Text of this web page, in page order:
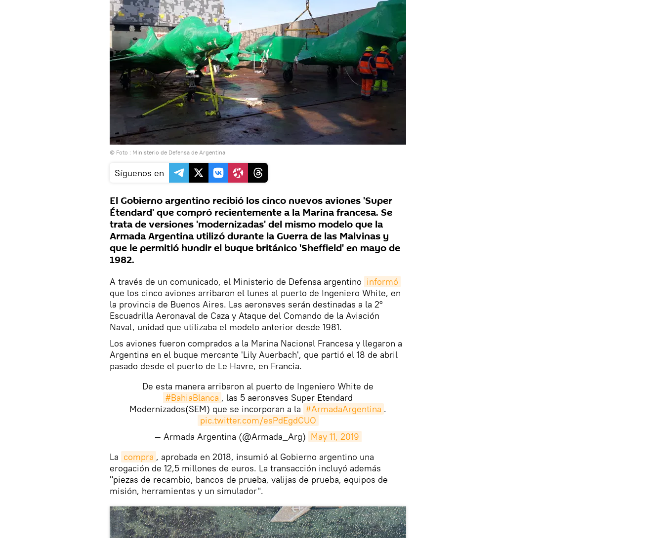
© Foto : Ministerio de Defensa de Argentina
Síguenos en
El Gobierno argentino recibió los cinco nuevos aviones 'Super
Étendard' que compró recientemente a la Marina francesa. Se
trata de versiones 'modernizadas' del mismo modelo que la
Armada Argentina utilizó durante la Guerra de las Malvinas y
que le permitió hundir el buque británico 'Sheffield' en mayo de
1982.
A través de un comunicado, el Ministerio de Defensa argentino informó
que los cinco aviones arribaron el lunes al puerto de Ingeniero White, en
la provincia de Buenos Aires. Las aeronaves serán destinadas a la 2°
Escuadrilla Aeronaval de Caza y Ataque del Comando de la Aviación
Naval, unidad que utilizaba el modelo anterior desde 1981.
Los aviones fueron comprados a la Marina Nacional Francesa y llegaron a
Argentina en el buque mercante 'Lily Auerbach', que partió el 18 de abril
pasado desde el puerto de Le Havre, en Francia.
De esta manera arribaron al puerto de Ingeniero White de
#BahiaBlanca , las 5 aeronaves Super Etendard
Modernizados(SEM) que se incorporan a la #ArmadaArgentina .
pic.twitter.com/esPdEgdCUO
— Armada Argentina (@Armada_Arg) May 11, 2019
​La compra , aprobada en 2018, insumió al Gobierno argentino una
erogación de 12,5 millones de euros. La transacción incluyó además
"piezas de recambio, bancos de prueba, valijas de prueba, equipos de
misión, herramientas y un simulador".